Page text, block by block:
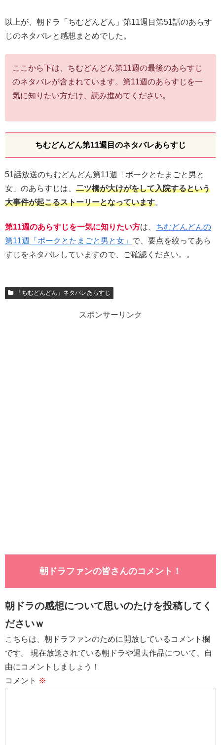
以上が、朝ドラ「ちむどんどん」第11週目第51話のあらす
じのネタバレと感想まとめでした。
ここから下は、ちむどんどん第11週の最後のあらすじ
のネタバレが含まれています。第11週のあらすじを一
気に知りたい方だけ、読み進めてください。
ちむどんどん第11週目のネタバレあらすじ
51話放送のちむどんどん第11週「ポークとたまごと男と
女」のあらすじは、 二ツ橋が大けがをして入院するという
大事件が起こるストーリーとなっています。
第11週のあらすじを一気に知りたい方は、 ちむどんどんの
第11週「ポークとたまごと男と女」 で、要点を絞ってあら
すじをネタバレしていますので、ご確認ください。。
「ちむどんどん」ネタバレあらすじ
スポンサーリンク
朝ドラファンの皆さんのコメント！
朝ドラの感想について思いのたけを投稿してく
ださいｗ
こちらは、朝ドラファンのために開放しているコメント欄
です。 現在放送されている朝ドラや過去作品について、自
由にコメントしましょう！
コメント ※